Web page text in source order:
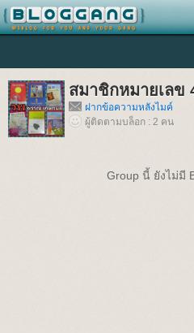
สมาชิกหมายเลข
ฝากข้อความหลังไมค์
ผู้ติดตามบล็อก : 2 คน
Group นี้ ยังไม่มี